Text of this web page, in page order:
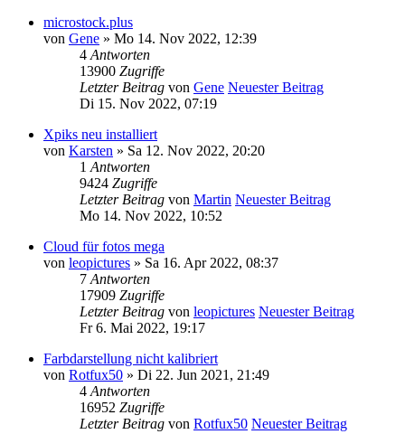
microstock.plus
von Gene » Mo 14. Nov 2022, 12:39
4 Antworten
13900 Zugriffe
Letzter Beitrag von Gene Neuester Beitrag
Di 15. Nov 2022, 07:19
Xpiks neu installiert
von Karsten » Sa 12. Nov 2022, 20:20
1 Antworten
9424 Zugriffe
Letzter Beitrag von Martin Neuester Beitrag
Mo 14. Nov 2022, 10:52
Cloud für fotos mega
von leopictures » Sa 16. Apr 2022, 08:37
7 Antworten
17909 Zugriffe
Letzter Beitrag von leopictures Neuester Beitrag
Fr 6. Mai 2022, 19:17
Farbdarstellung nicht kalibriert
von Rotfux50 » Di 22. Jun 2021, 21:49
4 Antworten
16952 Zugriffe
Letzter Beitrag von Rotfux50 Neuester Beitrag